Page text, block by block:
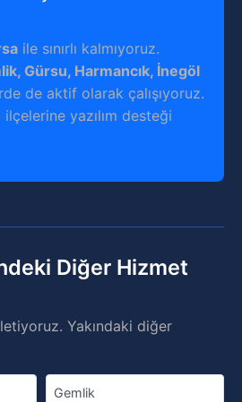
ile sınırlı kalmıyoruz.
Gürsu, Harmancık, İnegöl
de aktif olarak çalışıyoruz.
yazılım desteği
Diğer Hizmet
Yakındaki diğer
Gemlik